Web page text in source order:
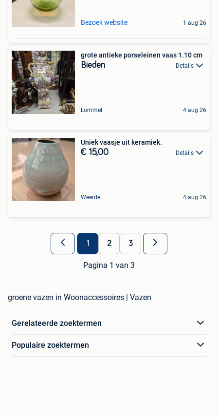
Bezoek website 1 aug 26
grote antieke porseleinen vaas 1.10 cm
Bieden Details
Lommel 4 aug 26
Uniek vaasje uit keramiek.
€ 15,00 Details
Weerde 4 aug 26
1 2 3
Pagina 1 van 3
groene vazen in Woonaccessoires | Vazen
Gerelateerde zoektermen
Populaire zoektermen